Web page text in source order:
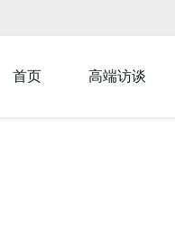
首页 高端访谈